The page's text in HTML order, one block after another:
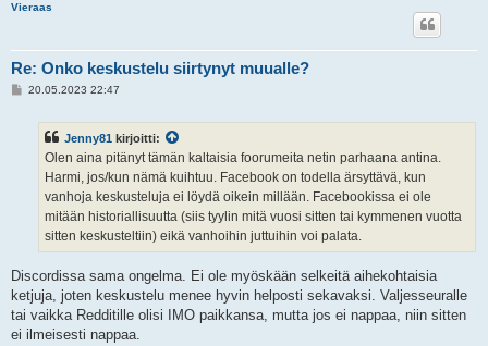
Vieraas
Re: Onko keskustelu siirtynyt muualle?
V20.05.2023 22:47
Jenny81 kirjoitti:
Olen aina pitänyt tämän kaltaisia foorumeita netin parhaana antina.
Harmi, jos/kun nämä kuihtuu. Facebook on todella ärsyttävä, kun
vanhoja keskusteluja ei löydä oikein millään. Facebookissa ei ole
mitään historiallisuutta (siis tyylin mitä vuosi sitten tai kymmenen vuotta
sitten keskusteltiin) eikä vanhoihin juttuihin voi palata.
Discordissa sama ongelma. Ei ole myöskään selkeitä aihekohtaisia
ketjuja, joten keskustelu menee hyvin helposti sekavaksi. Valjesseuralle
tai vaikka Redditille olisi IMO paikkansa, mutta jos ei nappaa, niin sitten
ei ilmeisesti nappaa.